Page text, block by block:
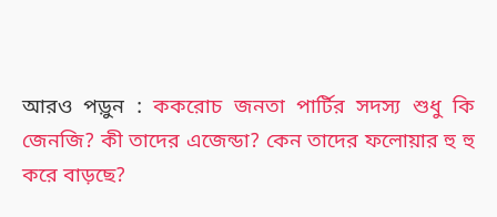
আরও পড়ুন :ককরোচ জনতা পার্টির সদস্য শুধু কি
জেনজি? কী তাদের এজেন্ডা? কেন তাদের ফলোয়ার হু হু
করে বাড়ছে?